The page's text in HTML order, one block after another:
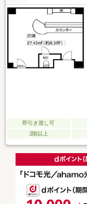
即引き渡し可
2階以上